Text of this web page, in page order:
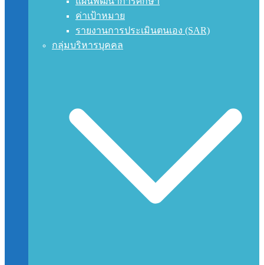
ค่าเป้าหมาย
รายงานการประเมินตนเอง (SAR)
กลุ่มบริหารบุคคล